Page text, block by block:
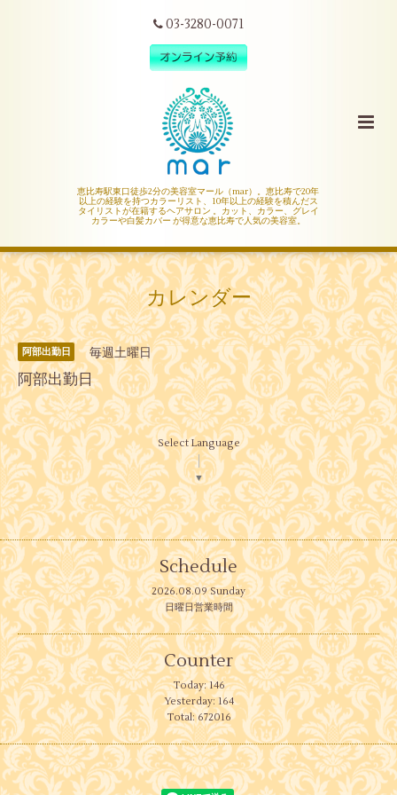
03-3280-0071
恵比寿駅東口徒歩2分の美容室マール（mar）。恵比寿で20年
以上の経験を持つカラーリスト、10年以上の経験を積んだス
タイリストが在籍するヘアサロン 。カット、カラー、グレイ
カラーや白髪カバー が得意な恵比寿で人気の美容室。
カレンダー
阿部出勤日 毎週土曜日
阿部出勤日
Select Language
▼
Schedule
2026.08.09 Sunday
日曜日営業時間
Counter
Today:146
Yesterday:164
Total:672016